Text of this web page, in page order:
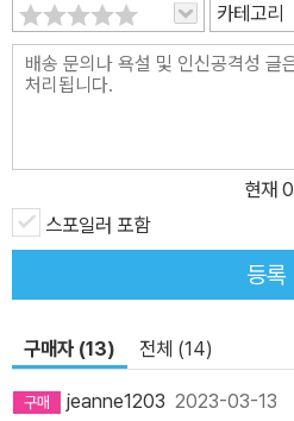
카테고리
현재 0
스포일러 포함
등록
구매자 (13) 전체 (14)
jeanne1203 2023-03-13